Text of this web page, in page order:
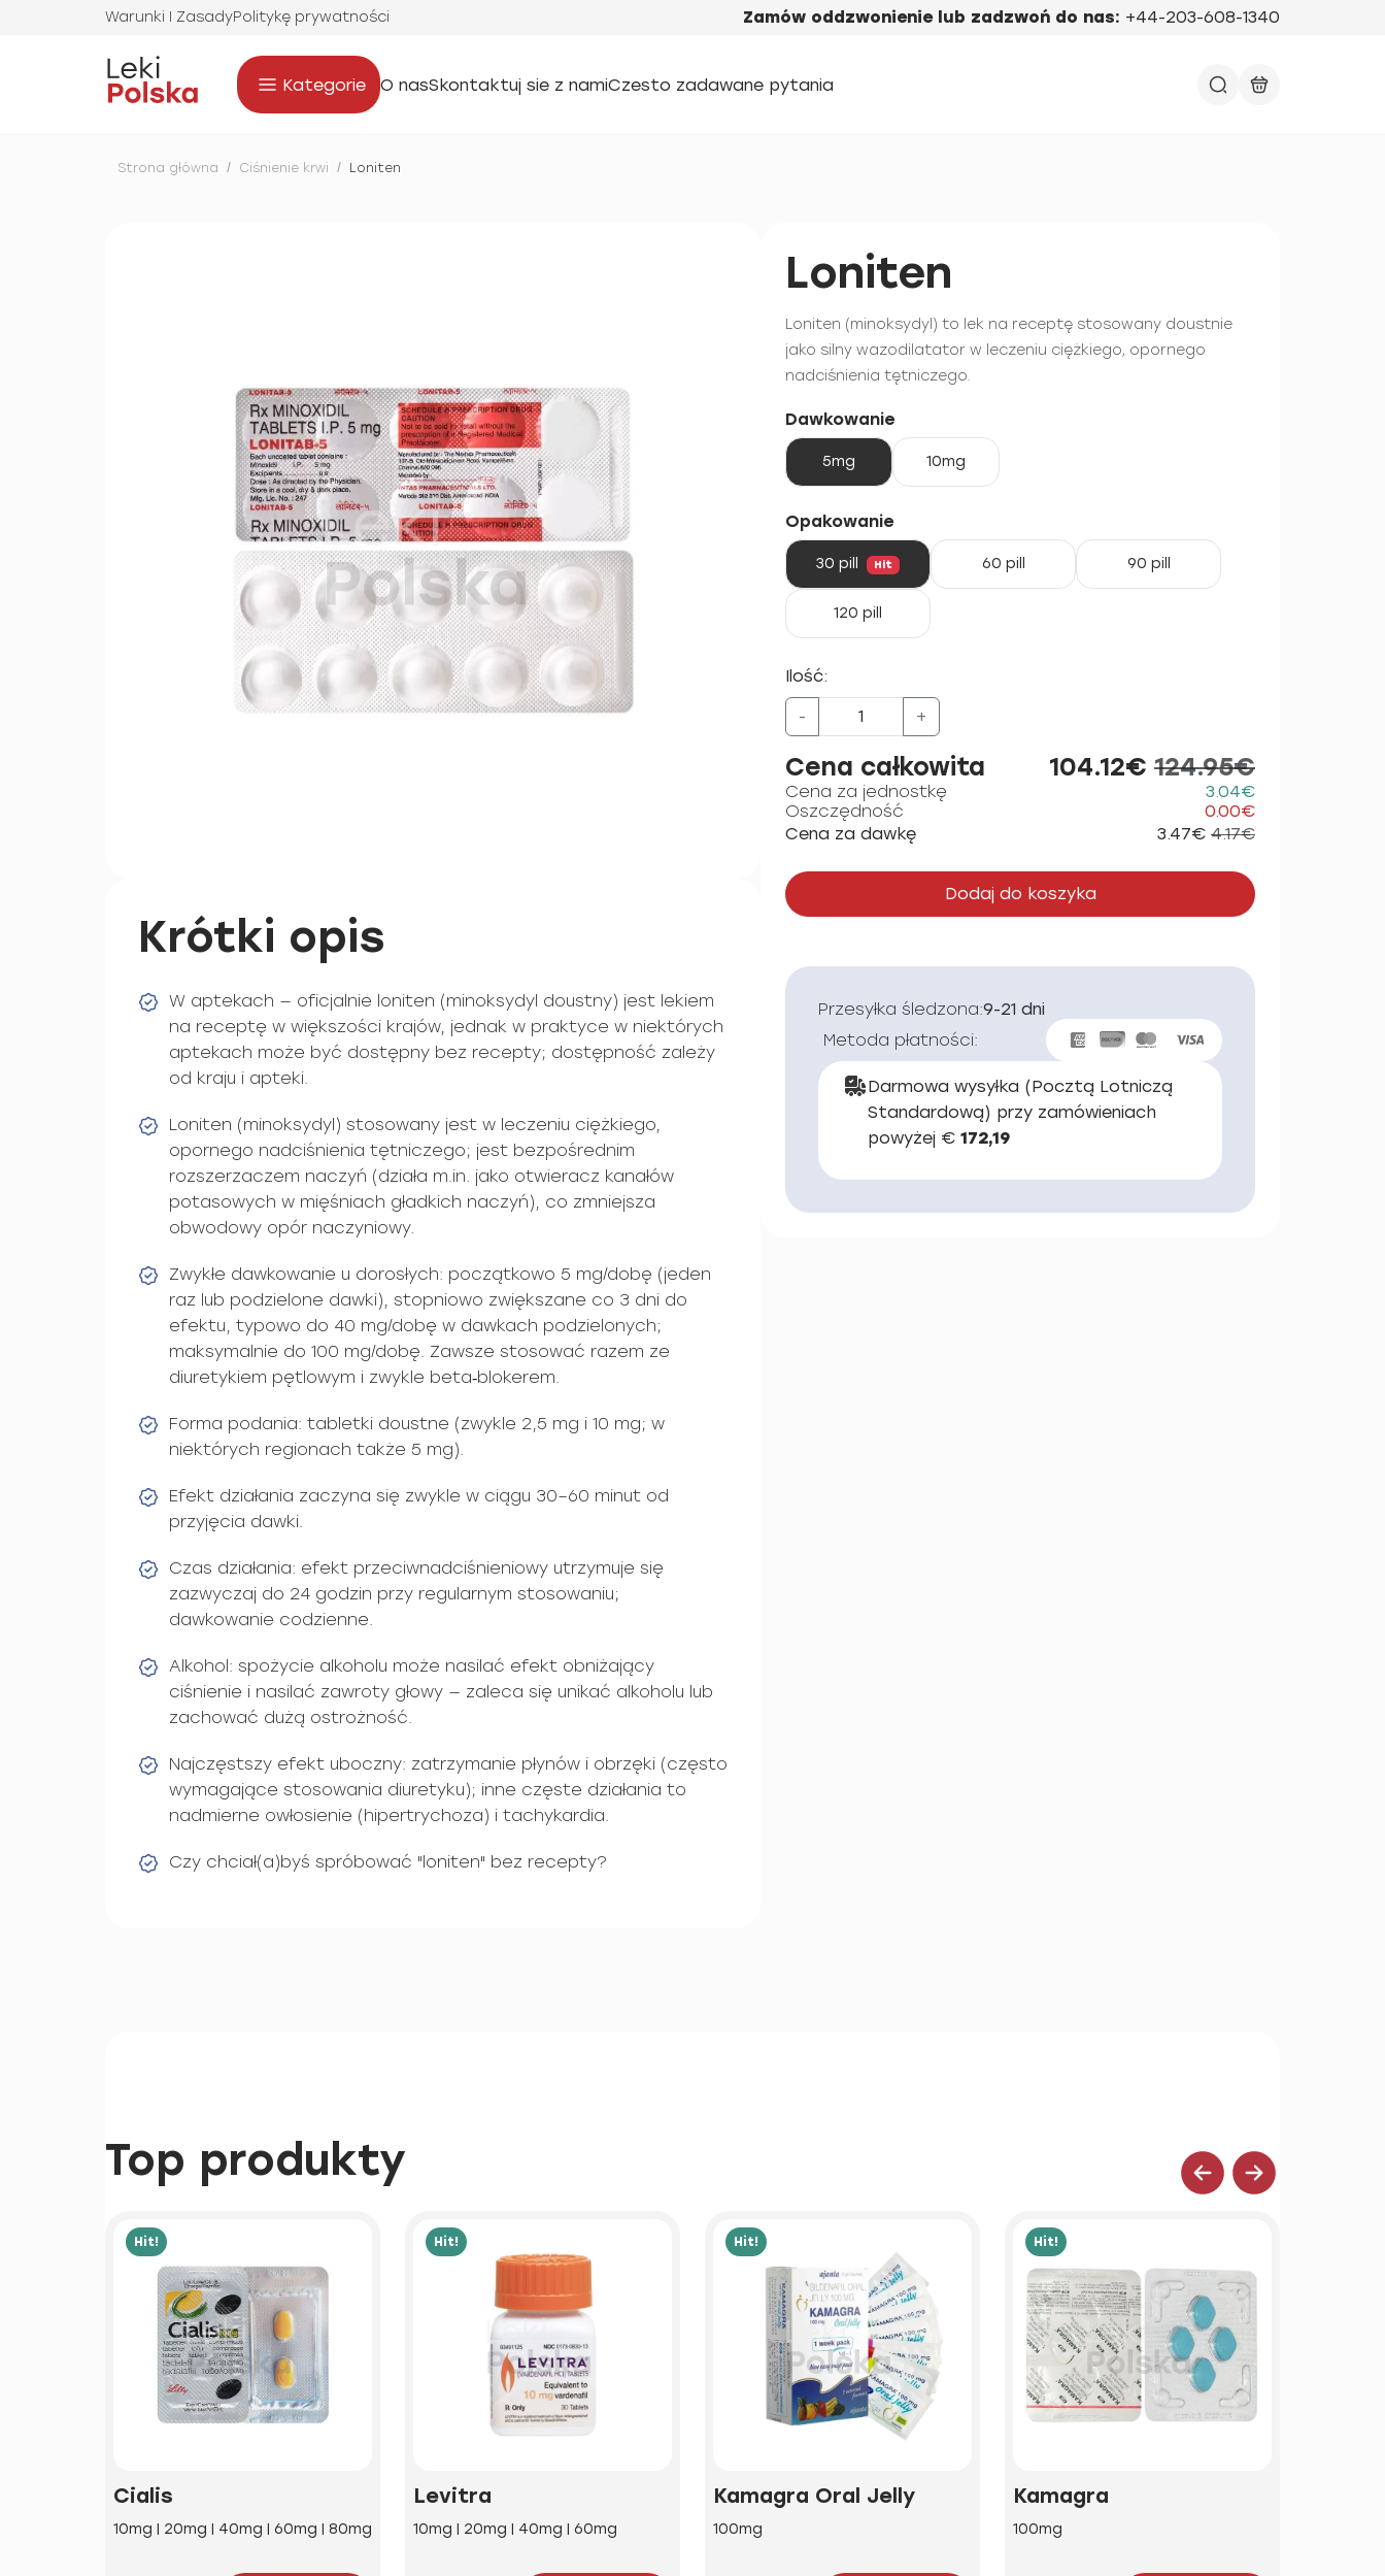
Warunki I ZasadyPolitykę prywatności Zamów oddzwonienie lub zadzwoń do nas: +44-203-608-1340
Kategorie O nasSkontaktuj sie z namiCzesto zadawane pytania
Strona główna / Ciśnienie krwi / Loniten
Krótki opis
W aptekach — oficjalnie loniten (minoksydyl doustny) jest lekiem
na receptę w większości krajów, jednak w praktyce w niektórych
aptekach może być dostępny bez recepty; dostępność zależy
od kraju i apteki.
Loniten (minoksydyl) stosowany jest w leczeniu ciężkiego,
opornego nadciśnienia tętniczego; jest bezpośrednim
rozszerzaczem naczyń (działa m.in. jako otwieracz kanałów
potasowych w mięśniach gładkich naczyń), co zmniejsza
obwodowy opór naczyniowy.
Zwykłe dawkowanie u dorosłych: początkowo 5 mg/dobę (jeden
raz lub podzielone dawki), stopniowo zwiększane co 3 dni do
efektu, typowo do 40 mg/dobę w dawkach podzielonych;
maksymalnie do 100 mg/dobę. Zawsze stosować razem ze
diuretykiem pętlowym i zwykle beta‑blokerem.
Forma podania: tabletki doustne (zwykle 2,5 mg i 10 mg; w
niektórych regionach także 5 mg).
Efekt działania zaczyna się zwykle w ciągu 30–60 minut od
przyjęcia dawki.
Czas działania: efekt przeciwnadciśnieniowy utrzymuje się
zazwyczaj do 24 godzin przy regularnym stosowaniu;
dawkowanie codzienne.
Alkohol: spożycie alkoholu może nasilać efekt obniżający
ciśnienie i nasilać zawroty głowy — zaleca się unikać alkoholu lub
zachować dużą ostrożność.
Najczęstszy efekt uboczny: zatrzymanie płynów i obrzęki (często
wymagające stosowania diuretyku); inne częste działania to
nadmierne owłosienie (hipertrychoza) i tachykardia.
Czy chciał(a)byś spróbować "loniten" bez recepty?
Loniten
Loniten (minoksydyl) to lek na receptę stosowany doustnie
jako silny wazodilatator w leczeniu ciężkiego, opornego
nadciśnienia tętniczego.
Dawkowanie
5mg 10mg
Opakowanie
30 pill Hit 60 pill 90 pill
120 pill
Ilość:
- +
Cena całkowita 104.12€ 124.95€
Cena za jednostkę
3.04€
Oszczędność
0.00€
Cena za dawkę
3.47€ 4.17€
Dodaj do koszyka
Przesyłka śledzona:9-21 dni
Metoda płatności:
Darmowa wysyłka (Pocztą Lotniczą
Standardową) przy zamówieniach
powyżej € 172,19
Top produkty
Hit!
Cialis
10mg | 20mg | 40mg | 60mg | 80mg
Hit!
Levitra
10mg | 20mg | 40mg | 60mg
Hit!
Kamagra Oral Jelly
100mg
Hit!
Kamagra
100mg